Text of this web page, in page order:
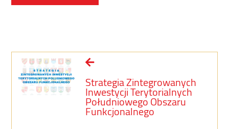
Strategia Zintegrowanych
Inwestycji Terytorialnych
Południowego Obszaru
Funkcjonalnego